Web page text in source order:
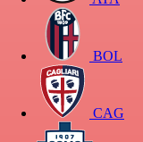
BOL
CAG